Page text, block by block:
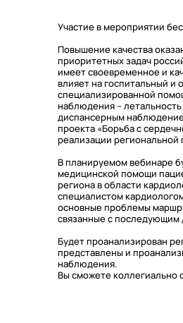
Участие в мероприятии
Повышение качества
приоритетных задач
имеет своевременное и
влияет на госпитальный
специализированной
наблюдения –
диспансерным
проекта «Борьба с
реализации
В планируемом вебинаре
медицинской помощи
региона в области
специалистом
основные проблемы
связанные с
Будет проанализирован
представлены и
наблюдения.
Вы сможете коллегиально